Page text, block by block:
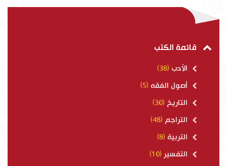
قائمة الكتب
الأدب (38)
أصول الفقه (5)
التاريخ (30)
التراجم (48)
التربية (8)
التفسير (10)